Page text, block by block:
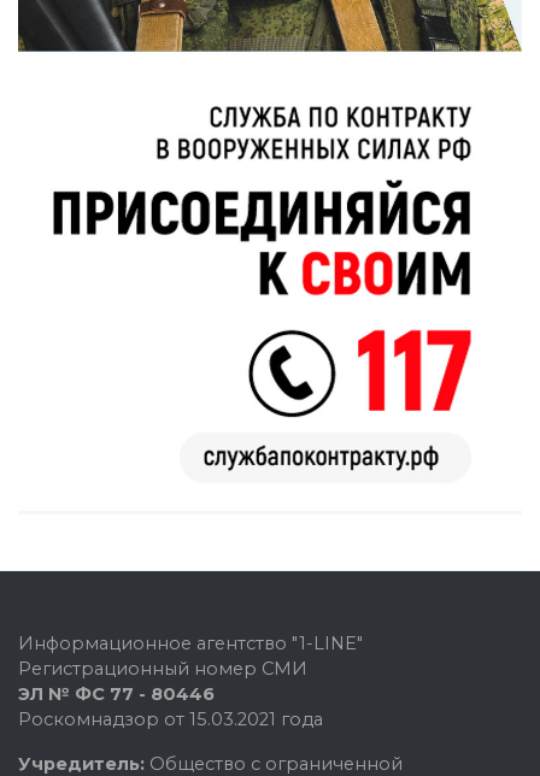
Информационное агентство "1-LINE"
Регистрационный номер СМИ
ЭЛ № ФС 77 - 80446
Роскомнадзор от 15.03.2021 года
Учредитель: Общество с ограниченной